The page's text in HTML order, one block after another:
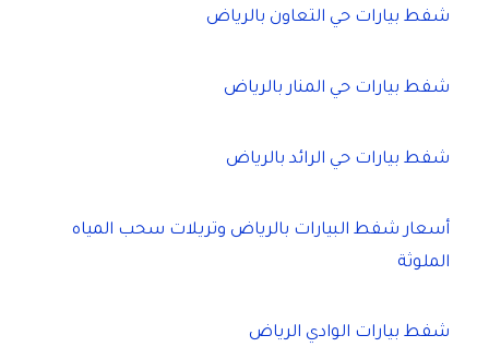
شفط بيارات حي التعاون بالرياض
شفط بيارات حي المنار بالرياض
شفط بيارات حي الرائد بالرياض
أسعار شفط البيارات بالرياض وتريلات سحب المياه
الملوثة
شفط بيارات الوادي الرياض